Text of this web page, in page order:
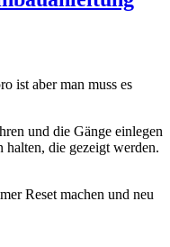
ist aber man muss es
und die Gänge einlegen
die gezeigt werden.
Reset machen und neu